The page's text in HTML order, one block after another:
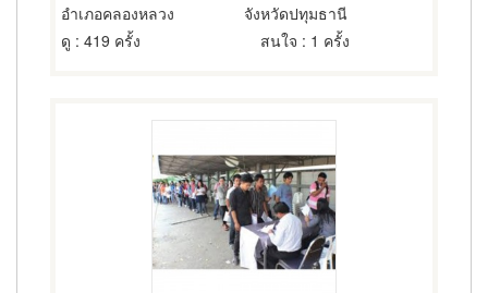
อำเภอคลองหลวง
จังหวัดปทุมธานี
ดู : 419 ครั้ง สนใจ : 1 ครั้ง